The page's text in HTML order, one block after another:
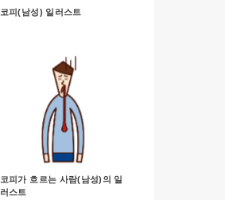
코피(남성) 일러스트
코피가 흐르는 사람(남성)의 일
러스트